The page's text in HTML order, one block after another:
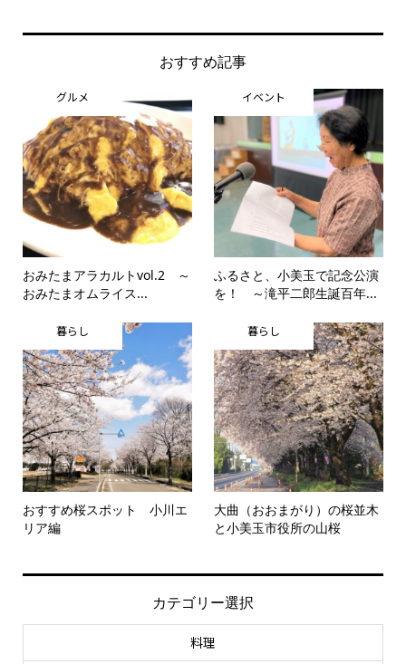
おすすめ記事
グルメ
おみたまアラカルトvol.2 ～
おみたまオムライス...
イベント
ふるさと、小美玉で記念公演
を！ ～滝平二郎生誕百年...
暮らし
おすすめ桜スポット 小川エ
リア編
暮らし
大曲（おおまがり）の桜並木
と小美玉市役所の山桜
カテゴリー選択
料理